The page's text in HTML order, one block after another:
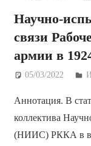
Научно-
связи
армии в
05/03/2022
Аннотация. В
коллектива
(НИИС) РККА в